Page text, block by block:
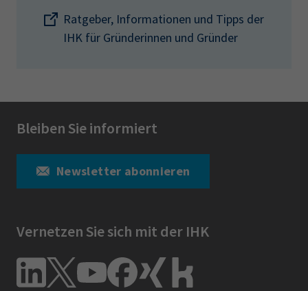
Ratgeber, Informationen und Tipps der
IHK für Gründerinnen und Gründer
Bleiben Sie informiert
Newsletter abonnieren
Vernetzen Sie sich mit der IHK